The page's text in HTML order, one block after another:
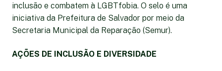
inclusão e combatem à LGBTfobia. O selo é uma
iniciativa da Prefeitura de Salvador por meio da
Secretaria Municipal da Reparação (Semur).
AÇÕES DE INCLUSÃO E DIVERSIDADE